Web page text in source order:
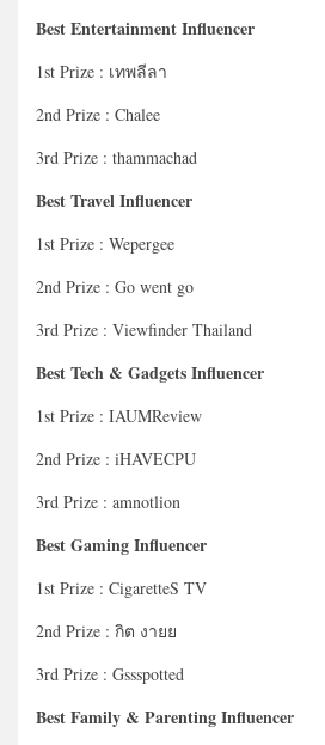
Best Entertainment Influencer
1st Prize : เทพลีลา
2nd Prize : Chalee
3rd Prize : thammachad
Best Travel Influencer
1st Prize : Wepergee
2nd Prize : Go went go
3rd Prize : Viewfinder Thailand
Best Tech & Gadgets Influencer
1st Prize : IAUMReview
2nd Prize : iHAVECPU
3rd Prize : amnotlion
Best Gaming Influencer
1st Prize : CigaretteS TV
2nd Prize : กิต งายย
3rd Prize : Gssspotted
Best Family & Parenting Influencer